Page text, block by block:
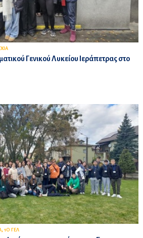
Γενικού Λυκείου Ιεράπετρας στο
, 1Ο ΓΕΛ